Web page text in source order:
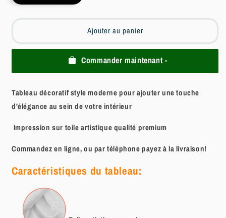
Ajouter au panier
Commander maintenant -
Tableau décoratif style moderne pour ajouter une touche
d'élégance au sein de votre intérieur
Impression sur toile artistique qualité premium
Commandez en ligne, ou par téléphone payez à la livraison!
Caractéristiques du tableau: